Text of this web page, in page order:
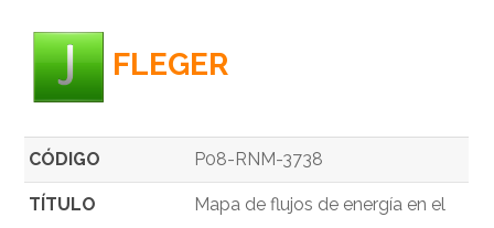
FLEGER
CÓDIGO P08-RNM-3738
TÍTULO
Mapa de flujos de energía en el